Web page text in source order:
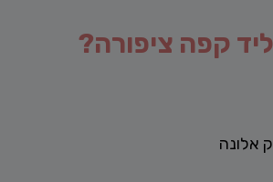
קפה ציפורה?
אלונה